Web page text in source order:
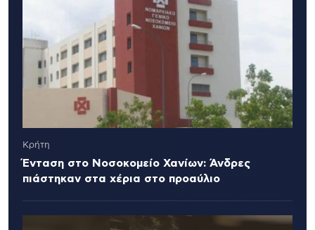
Κρήτη
Ένταση στο Νοσοκομείο Χανίων: Άνδρες
πιάστηκαν στα χέρια στο προαύλιο